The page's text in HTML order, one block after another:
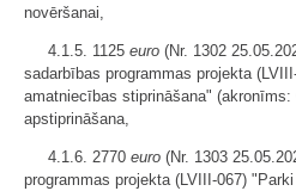
novēršanai,
4.1.5. 1125 euro (Nr. 1302
sadarbības programmas projekta
amatniecības stiprināšana"
apstiprināšana,
4.1.6. 2770 euro (Nr. 1303
programmas projekta (LVIII-067)